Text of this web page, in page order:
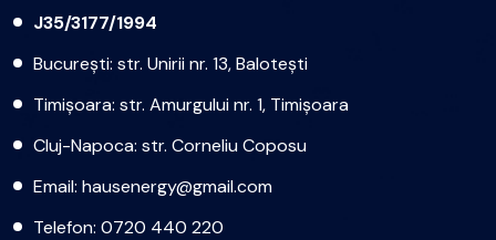
J35/3177/1994
București: str. Unirii nr. 13, Balotești
Timișoara: str. Amurgului nr. 1, Timișoara
Cluj-Napoca: str. Corneliu Coposu
Email: hausenergy@gmail.com
Telefon: 0720 440 220